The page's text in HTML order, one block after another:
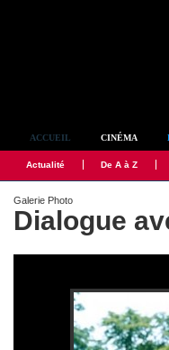
ACCUEIL CINÉMA
Actualité De A à Z
Galerie Photo
Dialogue